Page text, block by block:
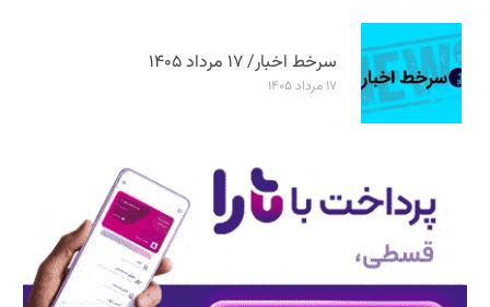
سرخط اخبار/ ۱۷ مرداد ۱۴۰۵
۱۷ مرداد ۱۴۰۵